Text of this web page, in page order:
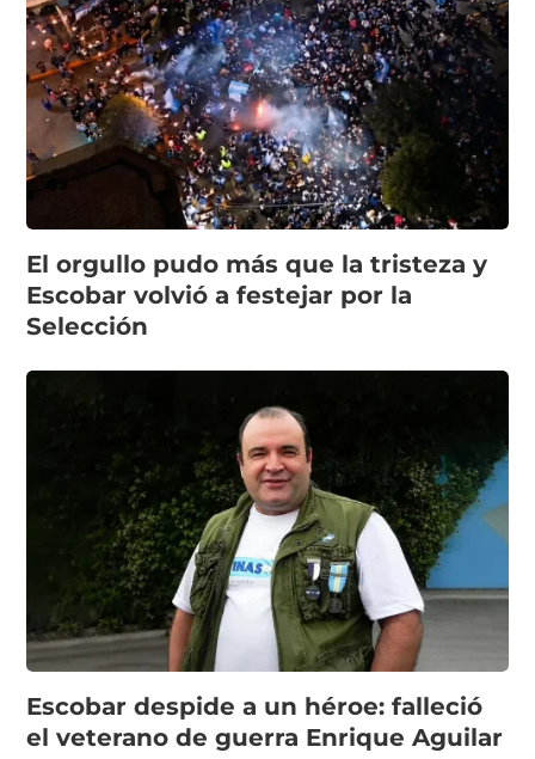
El orgullo pudo más que la tristeza y
Escobar volvió a festejar por la
Selección
Escobar despide a un héroe: falleció
el veterano de guerra Enrique Aguilar